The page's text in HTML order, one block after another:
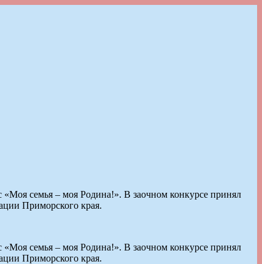
семья – моя Родина!». В заочном конкурсе принял
Приморского края.
семья – моя Родина!». В заочном конкурсе принял
Приморского края.